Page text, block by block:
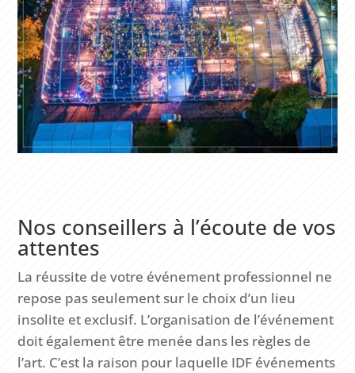
Nos conseillers à l’écoute de vos
attentes
La réussite de votre événement professionnel ne
repose pas seulement sur le choix d’un lieu
insolite et exclusif. L’organisation de l’événement
doit également être menée dans les règles de
l’art. C’est la raison pour laquelle IDF événements